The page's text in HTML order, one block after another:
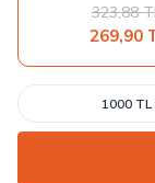
323,88
269,90
1000